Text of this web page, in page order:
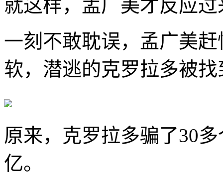
就这样，孟广美才反应
一刻不敢耽误，孟广美
软，潜逃的克罗拉多被
原来，克罗拉多骗了30
亿。